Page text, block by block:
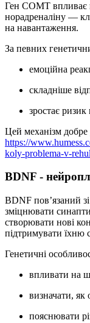
Ген COMT впливає
норадреналіну —
на навантаження.
За певних
емоційна
складніше
зростає
Цей механізм добре
https://
koly-problema-v-
BDNF -
BDNF пов’язаний
зміцнювати
створювати нові
підтримувати їхню
Генетичні
впливати на
визначати, як
пояснювати